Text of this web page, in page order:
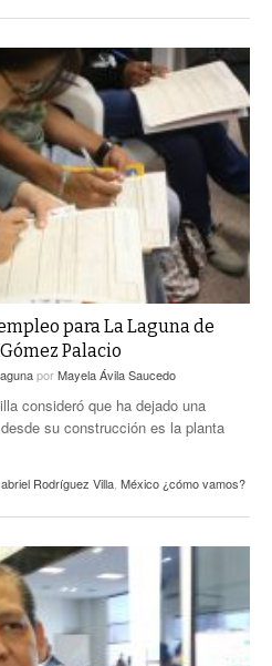
para La Laguna de
Palacio
porMayela Ávila Saucedo
consideró que ha dejado una
su construcción es la planta
Rodríguez Villa México ¿cómo vamos?